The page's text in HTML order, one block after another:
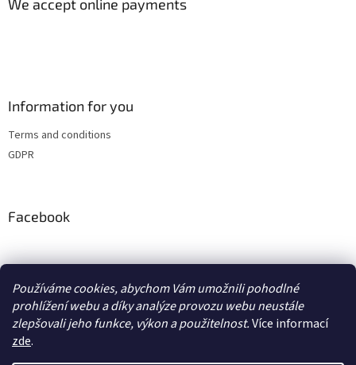
Používáme cookies, abychom Vám umožnili pohodlné
prohlížení webu a díky analýze provozu webu neustále
zlepšovali jeho funkce, výkon a použitelnost.Více informací
zde.
We accept online payments
Information for you
Terms and conditions
GDPR
Facebook
transcool.cz